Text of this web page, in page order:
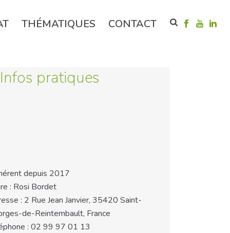
THÉMATIQUES CONTACT
Infos pratiques
depuis 2017
: Rosi Bordet
: 2 Rue Jean Janvier, 35420 Saint-
de-Reintembault, France
: 02 99 97 01 13